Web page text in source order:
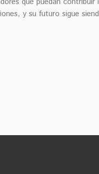
y su futuro sigue